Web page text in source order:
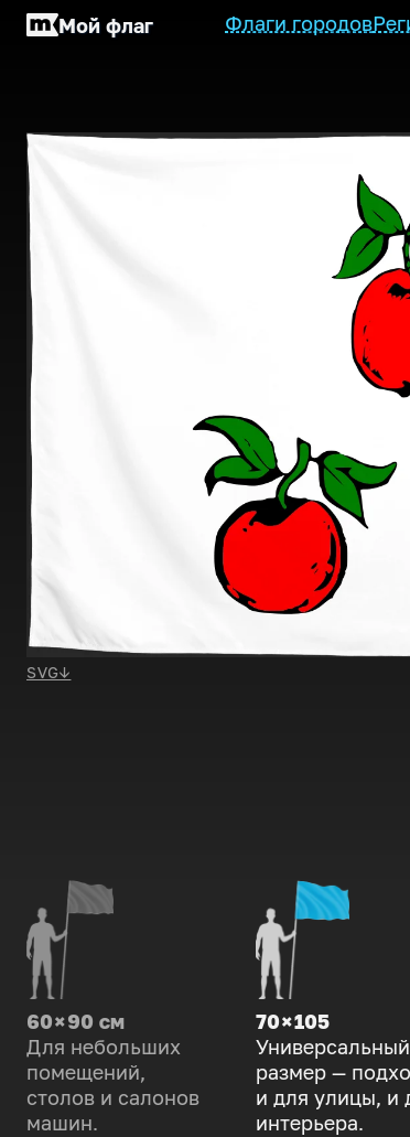
Мой флаг Флаги городов
SVG↓
60 × 90 см
Для небольших
помещений,
столов и салонов
машин.
70 × 105
Универсальный
размер —
и для улицы, и
интерьера.